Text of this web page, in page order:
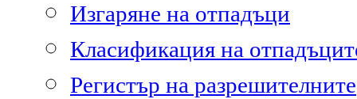
Изгаряне на отпадъци
Класификация на
Регистър на разрешителните